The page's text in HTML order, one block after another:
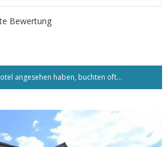
Bewertung
angesehen haben, buchten oft...